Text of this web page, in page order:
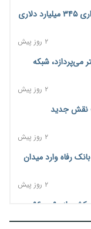
جنگ کریدورها وارد فاز جدید شد؛ سرمایه‌گذاری ۳۴۵ میلیارد دلاری
۲ روز پیش
می‌پردازد، شبکه
۲ روز پیش
نقش جدید
۲ روز پیش
بانک رفاه وارد میدان
۲ روز پیش
فشار اقتصادی در مسیر صعود؛ شاخص فلاکت کشور از ۹۰ به ۹۶